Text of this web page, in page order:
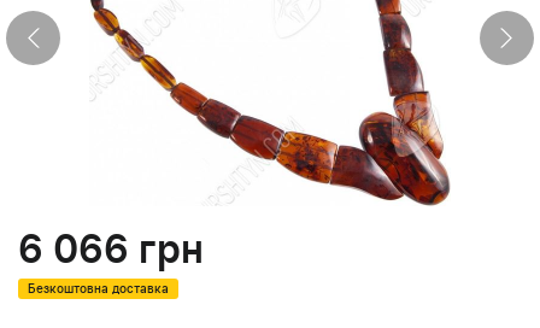
6 066 грн
Безкоштовна доставка